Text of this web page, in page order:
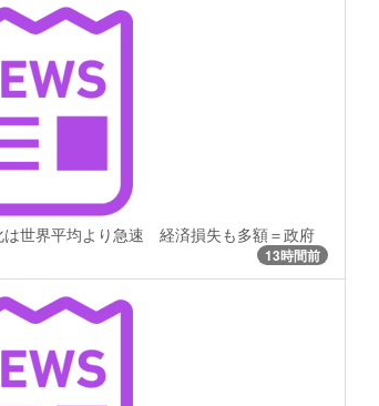
は世界平均より急速 経済損失も多額＝政府
13時間前